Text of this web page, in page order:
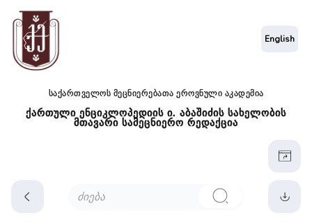
საქართველოს მეცნიერებათა ეროვნული აკადემია
ქართული ენციკლოპედიის ი. აბაშიძის სახელობის
მთავარი სამეცნიერო რედაქცია
English